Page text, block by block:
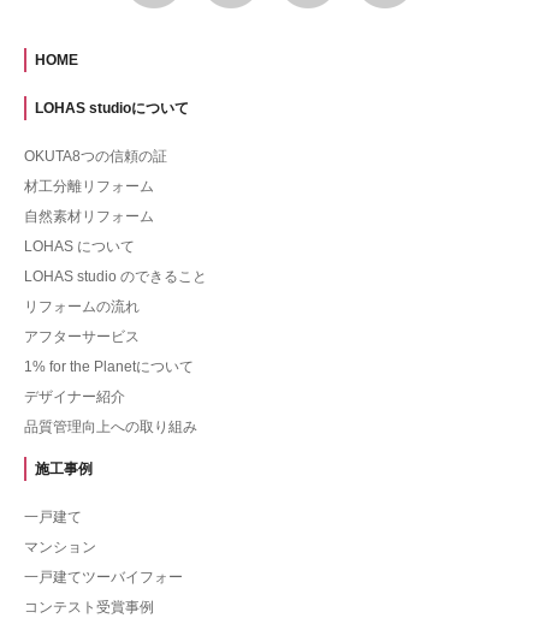
HOME
LOHAS studioについて
OKUTA8つの信頼の証
材工分離リフォーム
自然素材リフォーム
LOHAS について
LOHAS studio のできること
リフォームの流れ
アフターサービス
1% for the Planetについて
デザイナー紹介
品質管理向上への取り組み
施工事例
一戸建て
マンション
一戸建てツーバイフォー
コンテスト受賞事例